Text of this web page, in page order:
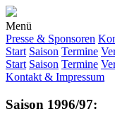
Menü
Presse & Sponsoren
Start Saison Termine
Start Saison Termine
Kontakt & Impressum
Saison 1996/97: